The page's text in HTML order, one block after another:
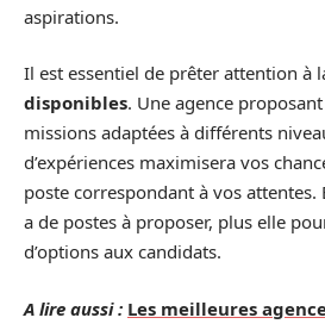
aspirations.
Il est essentiel de prêter attention à
disponibles. Une agence
missions adaptées à différents
d’expériences maximisera vos
poste correspondant à vos attentes.
a de postes à proposer, plus elle
d’options aux candidats.
A lire aussi : Les meilleures